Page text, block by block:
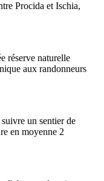
Procida et Ischia,
réserve naturelle
aux randonneurs
un sentier de
en moyenne 2